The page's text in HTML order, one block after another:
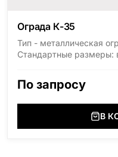
Ограда К-35
Тип - металлическая
Стандартные
По запросу
В